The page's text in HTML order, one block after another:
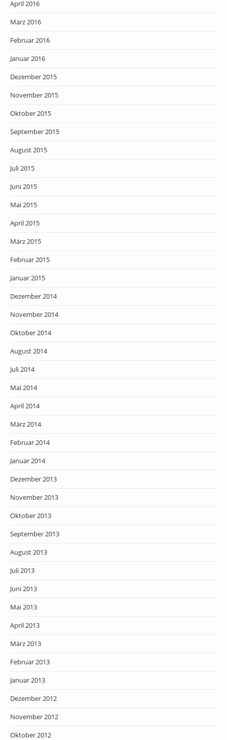
April 2016
März 2016
Februar 2016
Januar 2016
Dezember 2015
November 2015
Oktober 2015
September 2015
August 2015
Juli 2015
Juni 2015
Mai 2015
April 2015
März 2015
Februar 2015
Januar 2015
Dezember 2014
November 2014
Oktober 2014
August 2014
Juli 2014
Mai 2014
April 2014
März 2014
Februar 2014
Januar 2014
Dezember 2013
November 2013
Oktober 2013
September 2013
August 2013
Juli 2013
Juni 2013
Mai 2013
April 2013
März 2013
Februar 2013
Januar 2013
Dezember 2012
November 2012
Oktober 2012